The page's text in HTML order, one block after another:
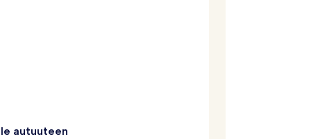
autuuteen